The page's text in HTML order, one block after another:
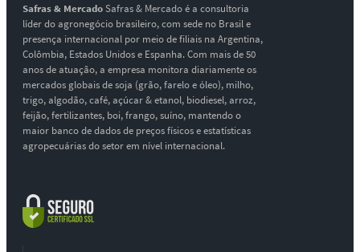
Safras & MercadoSafras & Mercado é a consultoria
líder do agronegócio brasileiro, com sede no Brasil e
presença internacional por meio de filiais na Argentina,
Colômbia, Estados Unidos e Espanha. Com mais de 50
anos de atuação, a empresa monitora diariamente os
mercados globais de soja (grão, farelo e óleo), milho,
trigo, algodão, café, açúcar & etanol, biodiesel, arroz,
feijão, fertilizantes, boi, frango, suíno, mantendo o
maior banco de dados de preços físicos e estatísticas
agropecuárias do setor em nível internacional.